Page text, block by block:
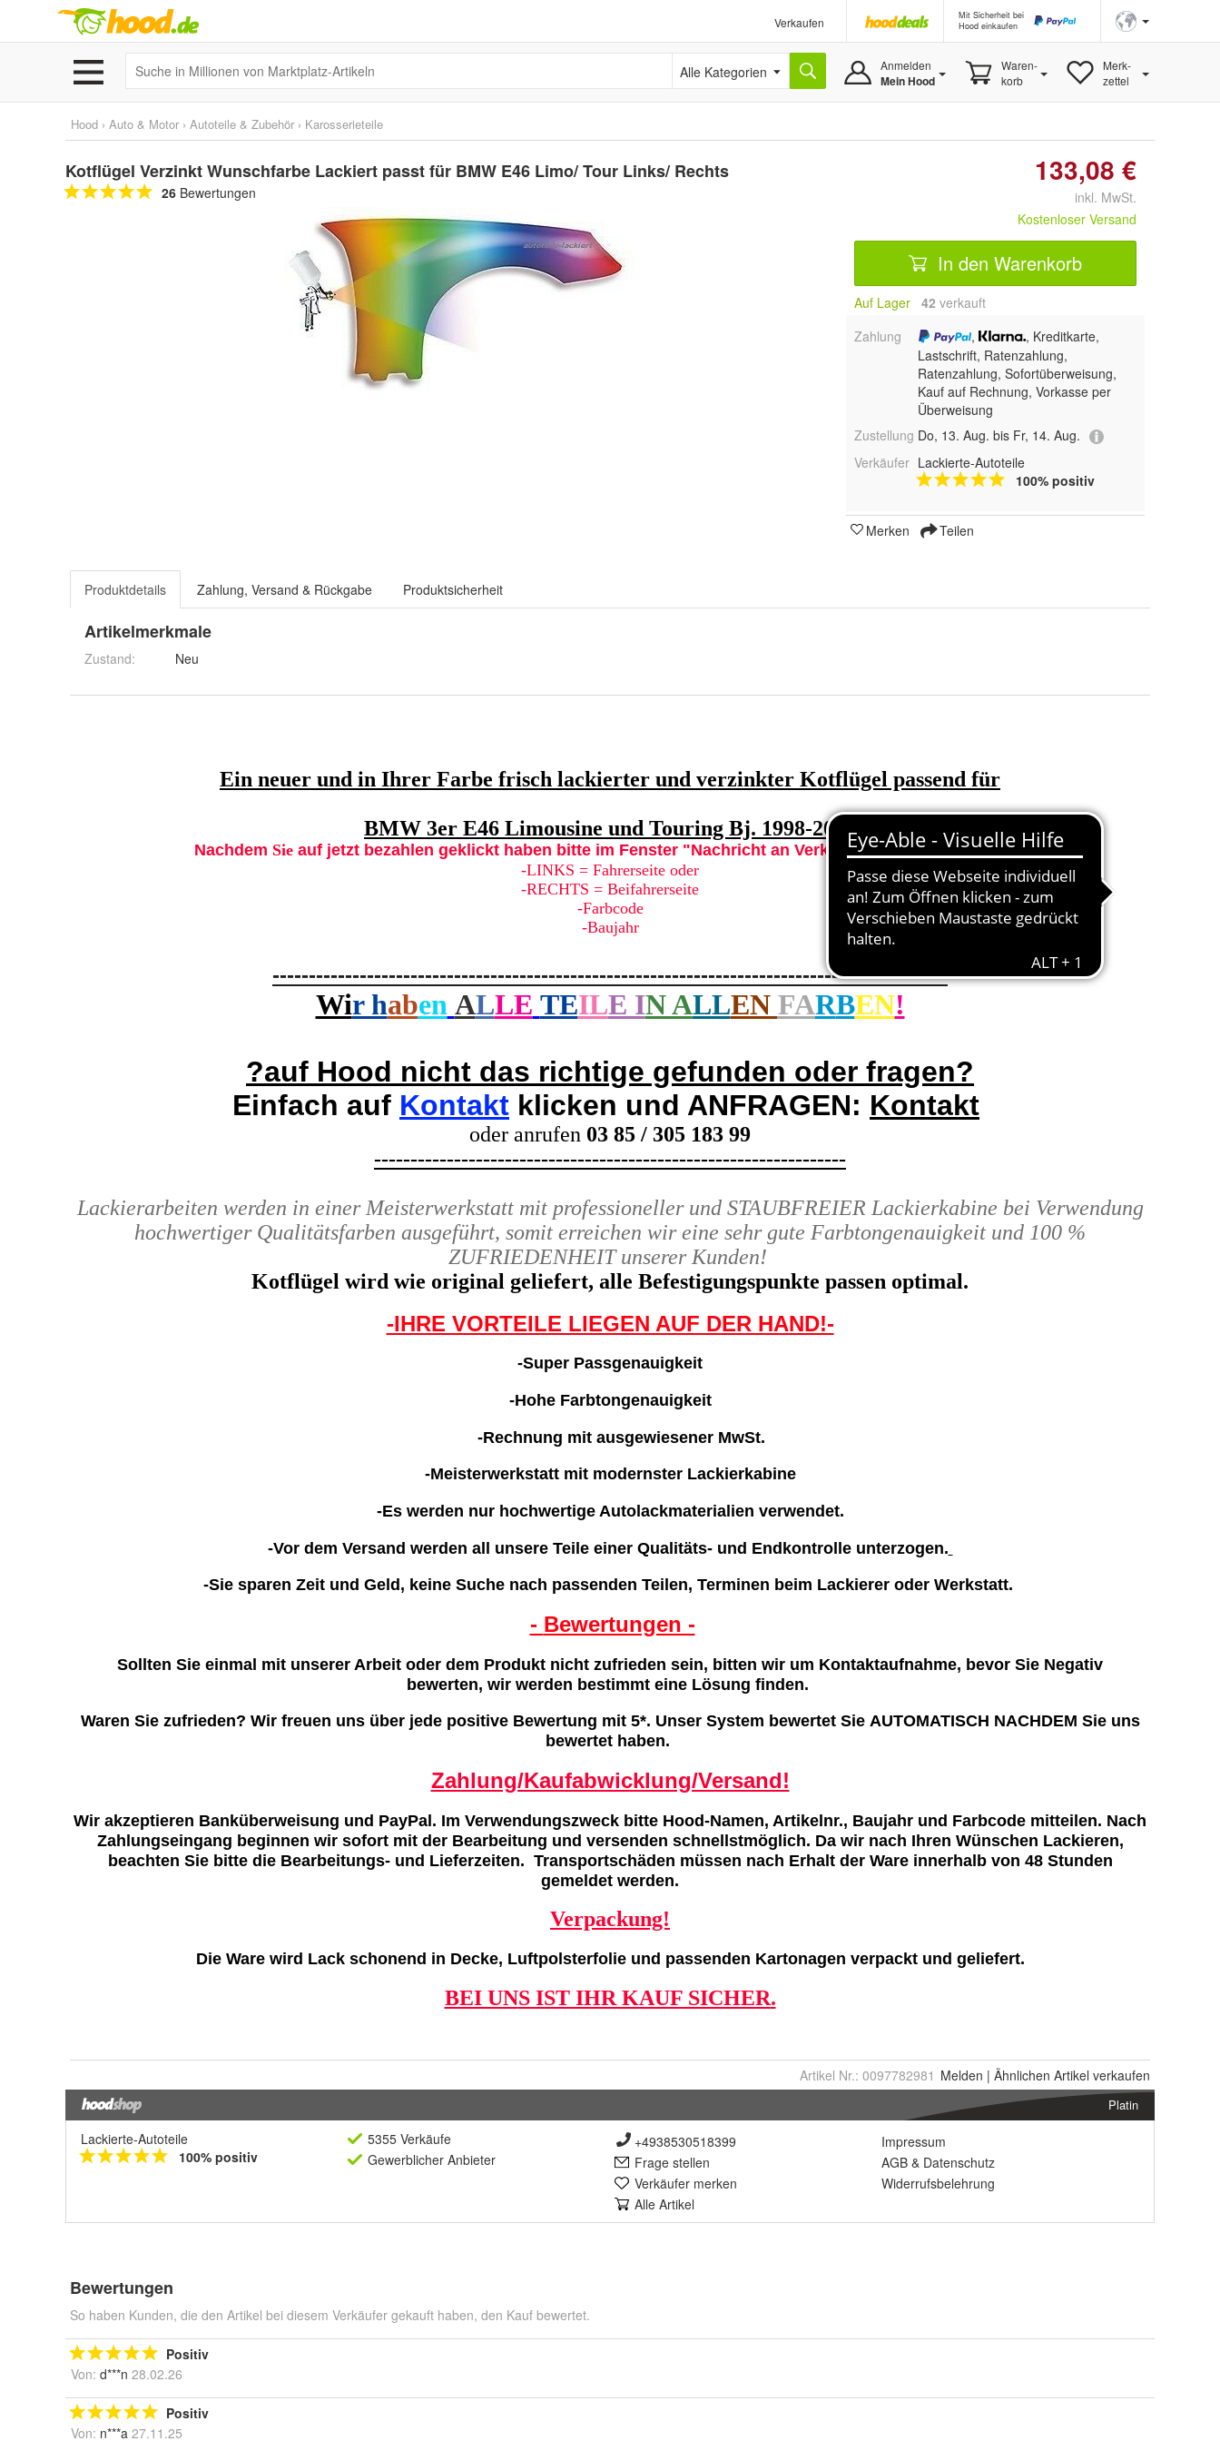
Verkaufen
Mit Sicherheit bei
Hood einkaufen
Alle Kategorien Anmelden
Mein Hood
Waren-
korb
Merk-
zettel
Hood › Auto & Motor › Autoteile & Zubehör › Karosserieteile
Kotflügel Verzinkt Wunschfarbe Lackiert passt für BMW E46 Limo/ Tour Links/ Rechts
26 Bewertungen
133,08 €
inkl. MwSt.
Kostenloser Versand
In den Warenkorb
Auf Lager 42 verkauft
Zahlung
,
, Kreditkarte,
Lastschrift, Ratenzahlung,
Ratenzahlung, Sofortüberweisung,
Kauf auf Rechnung, Vorkasse per
Überweisung
Zustellung Do, 13. Aug. bis Fr, 14. Aug.
Verkäufer Lackierte-Autoteile
100% positiv
Merken Teilen
Produktdetails Zahlung, Versand & Rückgabe Produktsicherheit
Artikelmerkmale
Zustand: Neu
Artikel Nr.: 0097782981 Melden | Ähnlichen Artikel verkaufen
Platin
Lackierte-Autoteile
100% positiv
5355 Verkäufe
Gewerblicher Anbieter
+4938530518399
Frage stellen
Verkäufer merken
Alle Artikel
Impressum
AGB & Datenschutz
Widerrufsbelehrung
Bewertungen
So haben Kunden, die den Artikel bei diesem Verkäufer gekauft haben, den Kauf bewertet.
Positiv
Von: d***n 28.02.26
Positiv
Von: n***a 27.11.25